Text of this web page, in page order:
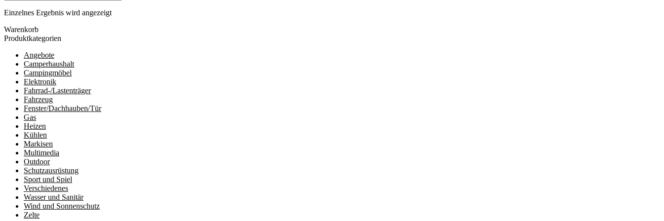
Einzelnes Ergebnis wird angezeigt
Warenkorb
Produktkategorien
Angebote
Camperhaushalt
Campingmöbel
Elektronik
Fahrrad-/Lastenträger
Fahrzeug
Fenster/Dachhauben/Tür
Gas
Heizen
Kühlen
Markisen
Multimedia
Outdoor
Schutzausrüstung
Sport und Spiel
Verschiedenes
Wasser und Sanitär
Wind und Sonnenschutz
Zelte